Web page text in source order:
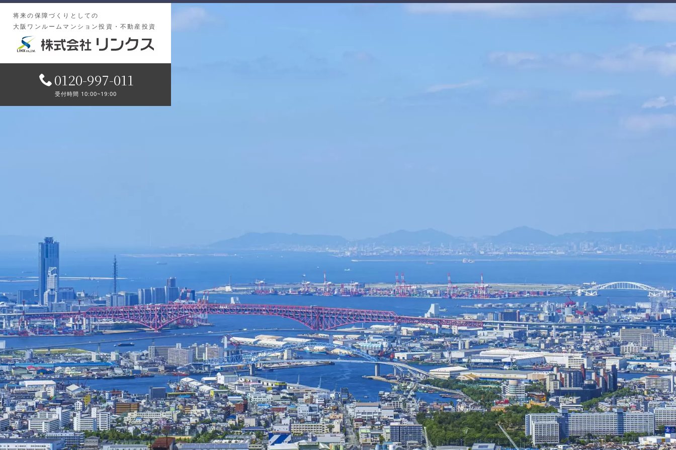
将来の保障づくりとしての
大阪ワンルームマンション投資・不動産投資
0120-997-011
受付時間 10:00~19:00